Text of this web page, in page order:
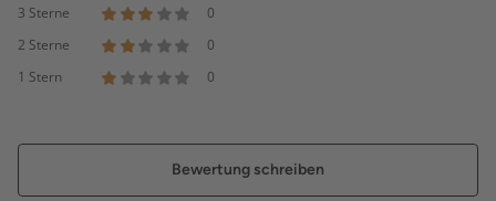
3 Sterne
0
2 Sterne
0
1 Stern
0
Bewertung schreiben